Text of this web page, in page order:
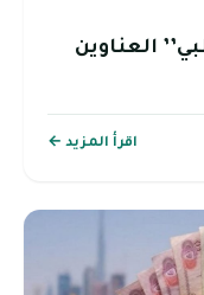
العناوين
اقرأ المزيد ←